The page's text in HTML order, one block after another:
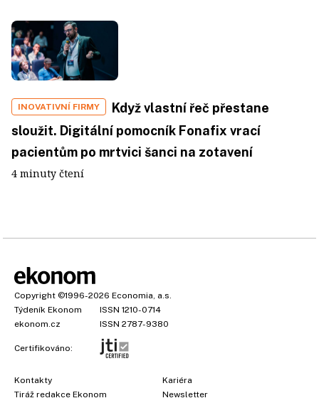
INOVATIVNÍ FIRMY
Když vlastní řeč přestane
sloužit. Digitální pomocník Fonafix vrací
pacientům po mrtvici šanci na zotavení
4 minuty čtení
Copyright ©1996-2026 Economia, a.s.
Týdeník Ekonom
ISSN 1210-0714
ekonom.cz
ISSN 2787-9380
Certifikováno:
Kontakty
Tiráž redakce Ekonom
Kariéra
Newsletter